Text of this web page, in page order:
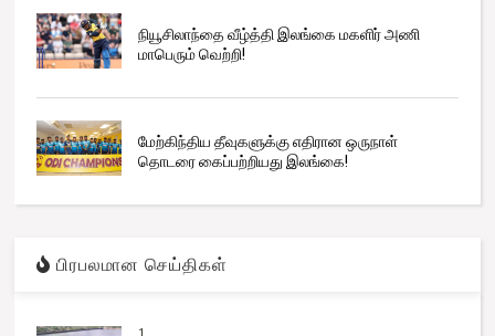
நியூசிலாந்தை வீழ்த்தி இலங்கை மகளிர் அணி
மாபெரும் வெற்றி!
மேற்கிந்திய தீவுகளுக்கு எதிரான ஒருநாள்
தொடரை கைப்பற்றியது இலங்கை!
பிரபலமான செய்திகள்
1